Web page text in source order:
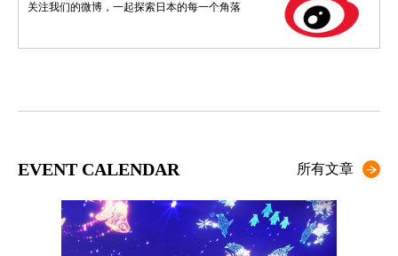
关注我们的微博，一起探索日本的每一个角落
EVENT CALENDAR 所有文章